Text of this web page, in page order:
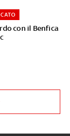
con il Benfica